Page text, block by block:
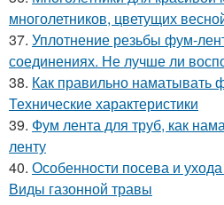
многолетников, цветущих
37. Уплотнение резьбы фум-
соединениях. Не лучше ли
38. Как правильно наматывать
Технические характеристики
39. Фум лента для труб, как
ленту
40. Особенности посева и
Виды газонной травы